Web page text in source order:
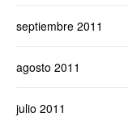
septiembre 2011
agosto 2011
julio 2011